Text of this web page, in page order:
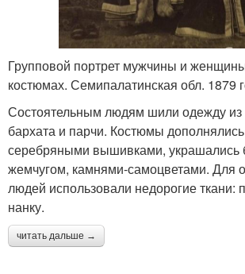
Групповой портрет мужчины и
костюмах. Семипалатинская обл. 1879
Состоятельным людям шили одежду из
бархата и парчи. Костюмы
серебряными вышивками, украшались
жемчугом, камнями-самоцветами. Для
людей использовали недорогие ткани:
нанку.
читать дальше →